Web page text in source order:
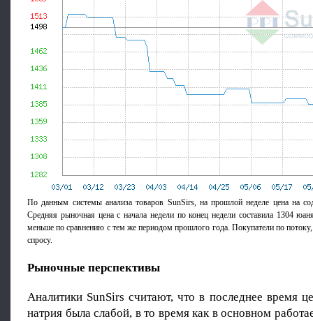
По данным системы анализа товаров SunSirs, на прошлой неделе цена на
Средняя рыночная цена с начала недели по конец недели составила 1304
меньше по сравнению с тем же периодом прошлого года. Покупатели по
спросу.
Рыночные перспективы
Аналитики SunSirs считают, что в последнее время
натрия была слабой, в то время как в основном